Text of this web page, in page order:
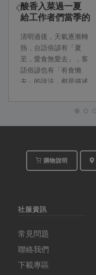
酸香入菜過一夏
給工作者們當季的
清明過後，天氣逐漸轉
熱，台語俗諺有「夏
至，愛食無愛去」，客
語俗諺也有「有食懶
去」的說法，都是描述
疲勞的狀態，就算有美
味的食物，也只是心裡
想吃卻不願意出門；所
兩道能補充豐富營養的
當季蔬果土鍋料理，讓
身心。
購物說明
社服資訊
常見問題
聯絡我們
下載專區